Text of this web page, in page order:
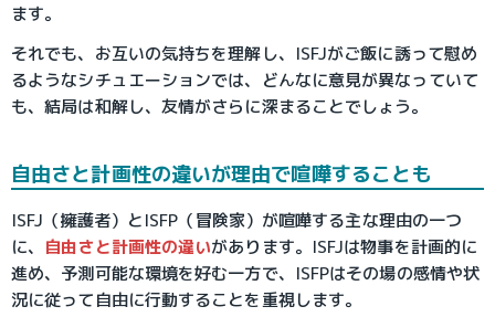
ます。
それでも、お互いの気持ちを理解し、ISFJがご飯に誘って慰め
るようなシチュエーションでは、どんなに意見が異なっていて
も、結局は和解し、友情がさらに深まることでしょう。
自由さと計画性の違いが理由で喧嘩することも
ISFJ（擁護者）とISFP（冒険家）が喧嘩する主な理由の一つ
に、 自由さと計画性の違いがあります。ISFJは物事を計画的に
進め、予測可能な環境を好む一方で、ISFPはその場の感情や状
況に従って自由に行動することを重視します。